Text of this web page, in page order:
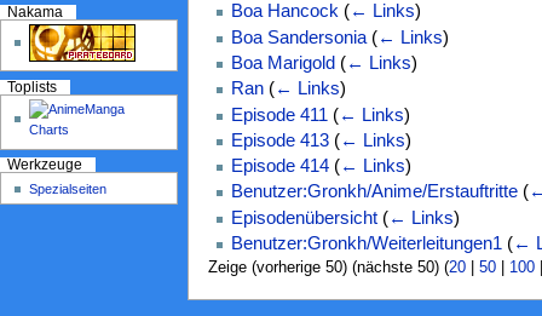
Boa Hancock (← Links)
Boa Sandersonia (← Links)
Boa Marigold (← Links)
Ran (← Links)
Episode 411 (← Links)
Episode 413 (← Links)
Episode 414 (← Links)
Benutzer:Gronkh/Anime/Erstauftritte (
Episodenübersicht (← Links)
Benutzer:Gronkh/Weiterleitungen1 (←
Zeige (vorherige 50) (nächste 50) (20| 50| 100
Nakama
Toplists
Werkzeuge
Spezialseiten